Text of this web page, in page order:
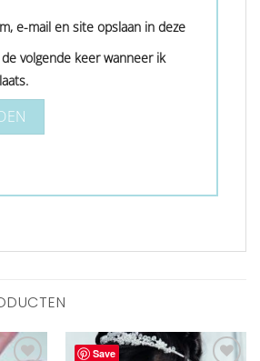
e-mail en site opslaan in deze
volgende keer wanneer ik
Save